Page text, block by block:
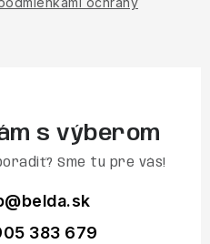
s výberom
Sme tu pre vás!
@belda.sk
383 679